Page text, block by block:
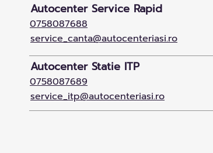
Autocenter Service Rapid
0758087688
service_canta@autocenteriasi.ro
Autocenter Statie ITP
0758087689
service_itp@autocenteriasi.ro